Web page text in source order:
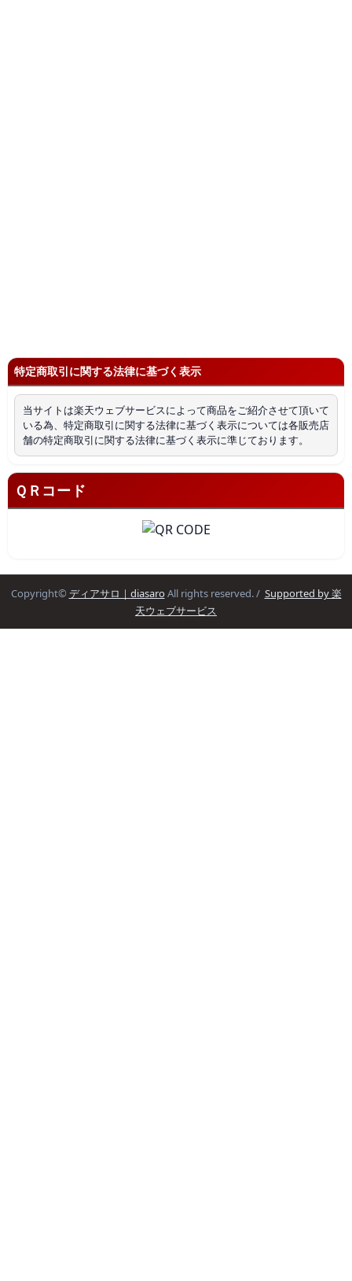
特定商取引に関する法律に基づく表示
当サイトは楽天ウェブサービスによって商品をご紹介させて頂いて
いる為、特定商取引に関する法律に基づく表示については各販売店
舗の特定商取引に関する法律に基づく表示に準じております。
ＱＲコード
Copyright© ディアサロ｜diasaroAll rights reserved. / Supported by 楽
天ウェブサービス